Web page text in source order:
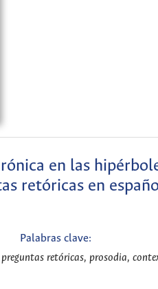
en las
retóricas en
Palabras clave:
retóricas, prosodia,